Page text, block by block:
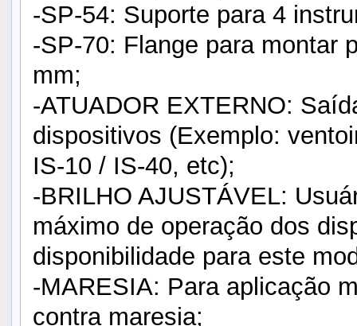
-SP-54: Suporte para 4
-SP-70: Flange para montar
mm;
-ATUADOR EXTERNO:
dispositivos (Exemplo:
IS-10 / IS-40, etc);
-BRILHO AJUSTÁVEL:
máximo de operação dos
disponibilidade para este
-MARESIA: Para aplicação
contra maresia;